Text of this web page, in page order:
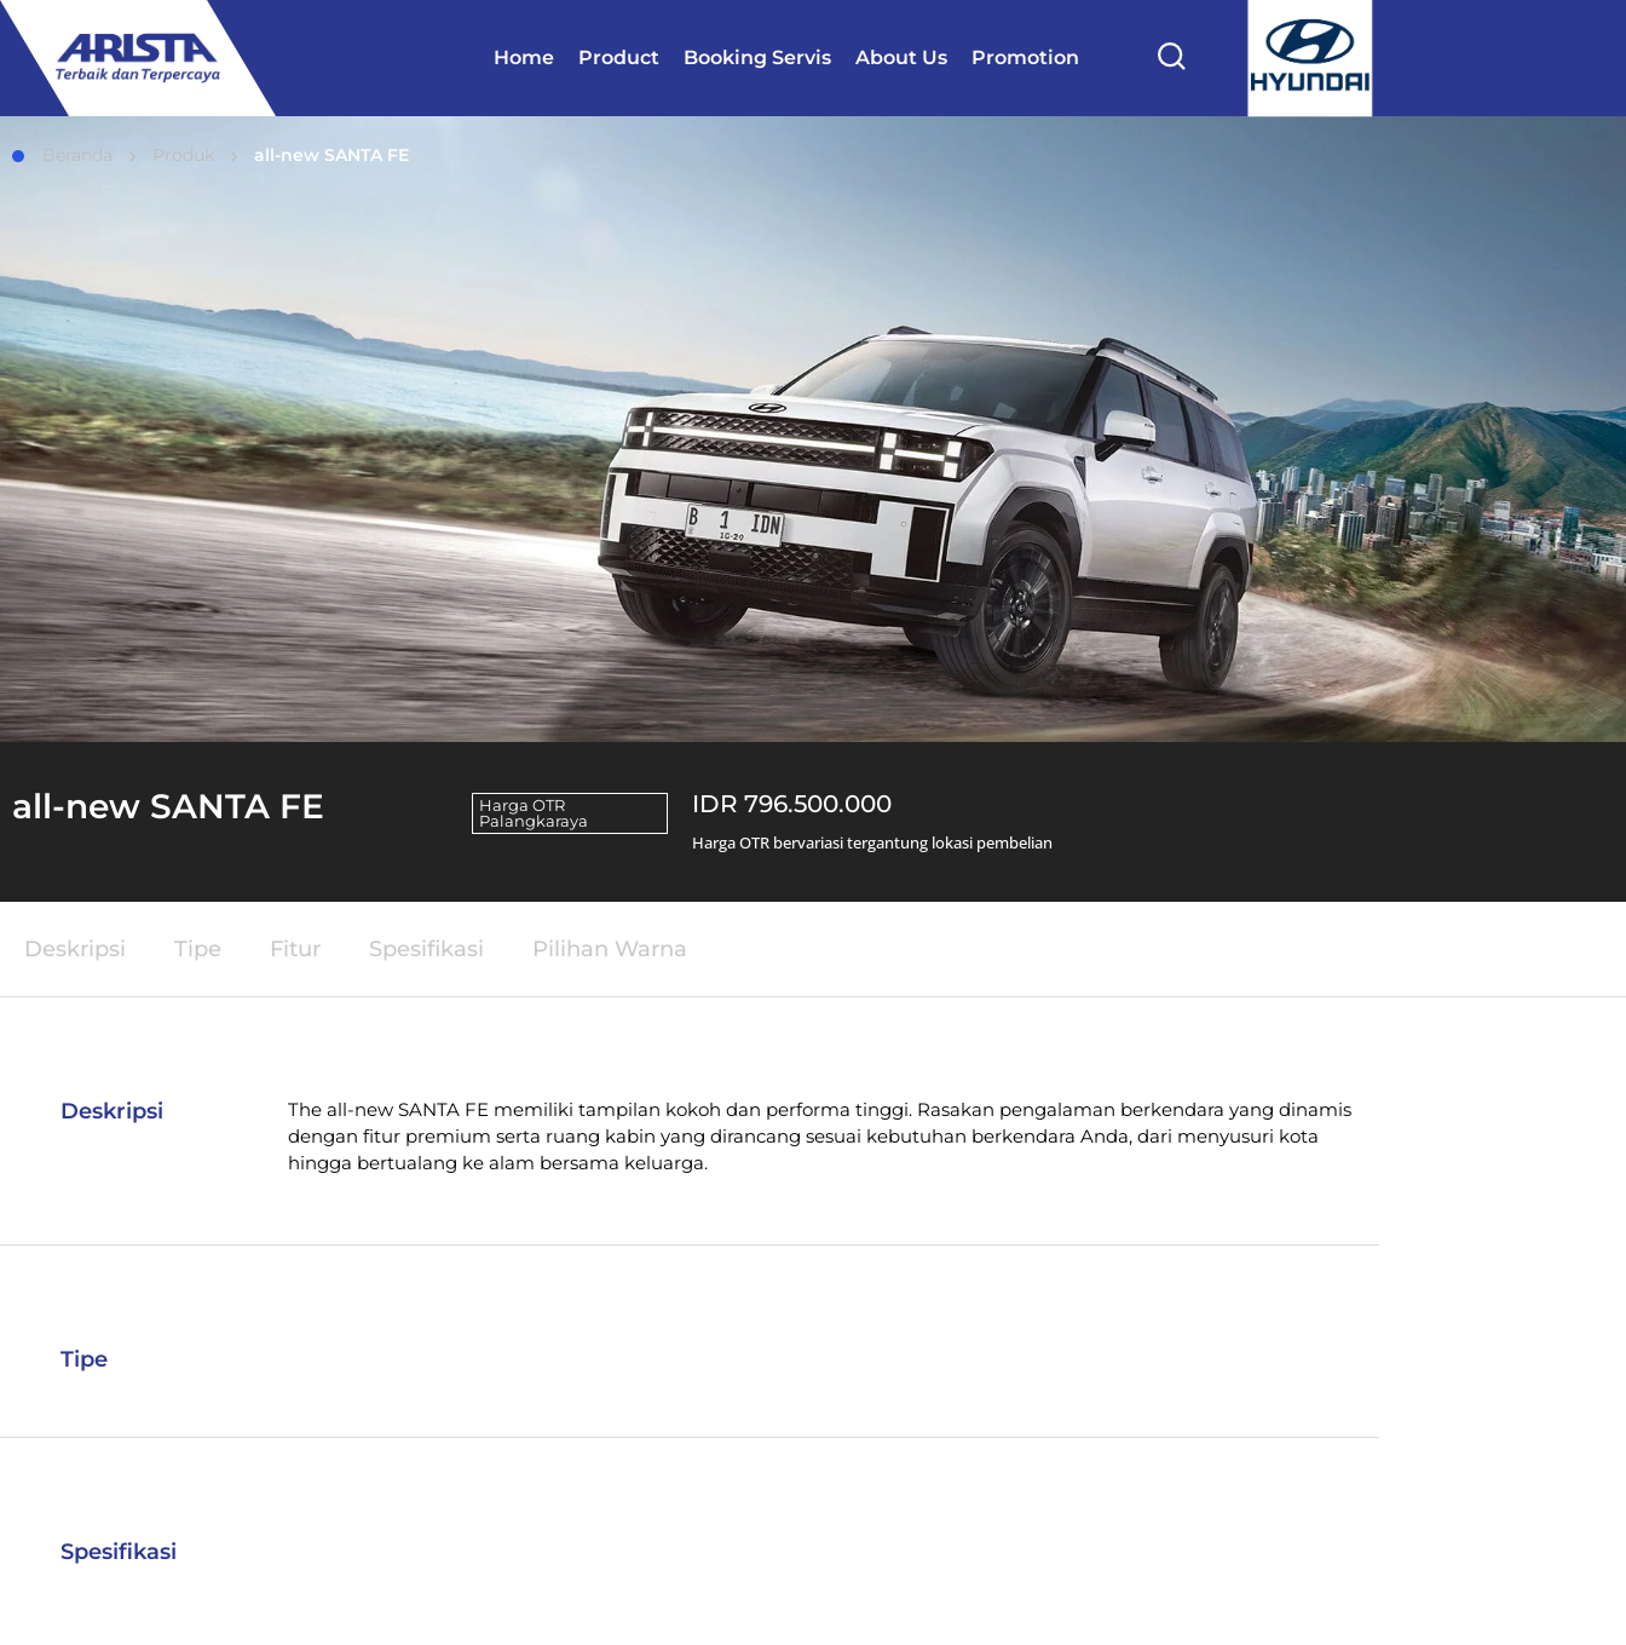
Home Product Booking Servis About Us Promotion
Beranda Produk all-new SANTA FE
all-new SANTA FE
Harga OTR
Palangkaraya
IDR 796.500.000
Harga OTR bervariasi tergantung lokasi pembelian
Deskripsi Tipe Fitur Spesifikasi Pilihan Warna
Deskripsi
The all-new SANTA FE memiliki tampilan kokoh dan performa tinggi. Rasakan pengalaman berkendara yang dinamis
dengan fitur premium serta ruang kabin yang dirancang sesuai kebutuhan berkendara Anda, dari menyusuri kota
hingga bertualang ke alam bersama keluarga.
Tipe
Spesifikasi